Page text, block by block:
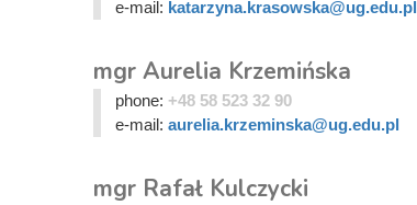
e-mail: katarzyna.krasowska@ug.edu.pl
mgr Aurelia Krzemińska
phone: +48 58 523 32 90
e-mail: aurelia.krzeminska@ug.edu.pl
mgr Rafał Kulczycki